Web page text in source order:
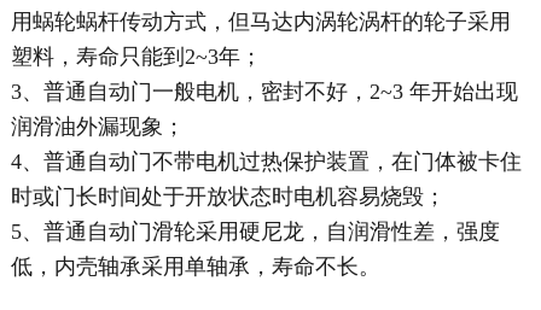
用蜗轮蜗杆传动方式，但马达内涡轮涡杆的轮子采用
塑料，寿命只能到2~3年；
3、普通自动门一般电机，密封不好，2~3 年开始出现
润滑油外漏现象；
4、普通自动门不带电机过热保护装置，在门体被卡住
时或门长时间处于开放状态时电机容易烧毁；
5、普通自动门滑轮采用硬尼龙，自润滑性差，强度
低，内壳轴承采用单轴承，寿命不长。